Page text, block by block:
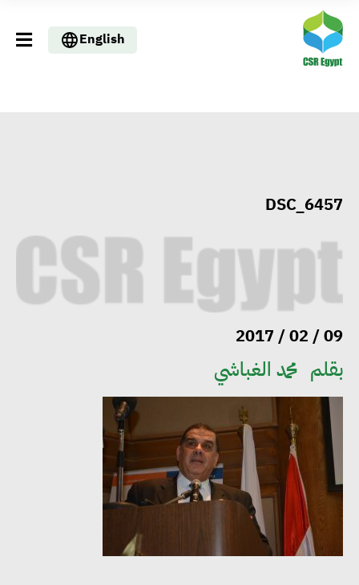
English
DSC_6457
09 / 02 / 2017
بقلم محمد الغباشي
التنمية المحلية والبيئة تبحث مع
تراخيص التدوير وتعزيز الاقتصاد
الدائري
3 وزارات تتوافق على منظومة
وطنية للإدارة المستدامة للمياه في
الصناعة وتوطين تقنيات إعادة